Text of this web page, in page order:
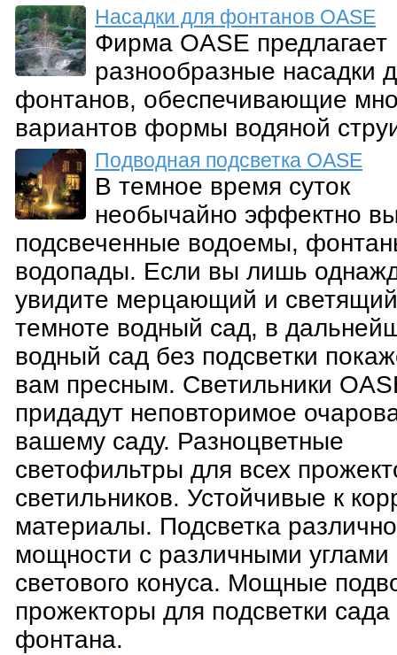
Насадки для фонтанов OASE
Фирма OASE предлагает
разнообразные насадки
фонтанов, обеспечивающие
вариантов формы водяной
Подводная подсветка OASE
В темное время суток
необычайно эффектно
подсвеченные водоемы,
водопады. Если вы лишь
увидите мерцающий и
темноте водный сад, в
водный сад без подсветки
вам пресным. Светильники
придадут неповторимое
вашему саду. Разноцветные
светофильтры для всех
светильников. Устойчивые к
материалы. Подсветка
мощности с различными углами
светового конуса. Мощные
прожекторы для подсветки
фонтана.